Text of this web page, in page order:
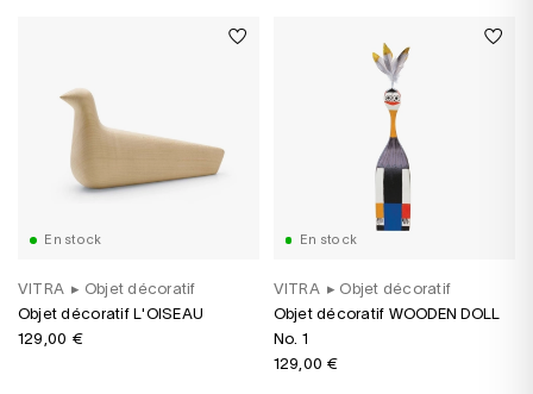
En stock
VITRA ▸ Objet décoratif
Objet décoratif L'OISEAU
129,00 €
En stock
VITRA ▸ Objet décoratif
Objet décoratif WOODEN DOLL
No. 1
129,00 €